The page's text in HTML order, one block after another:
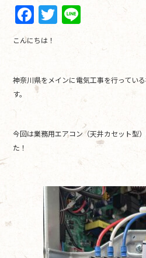
F
a
c
e
b
o
k
T
w
er
e
こんにちは！
神奈川県をメインに電気工事を行ってい
す。
今回は業務用エアコン（天井カセット型
た！